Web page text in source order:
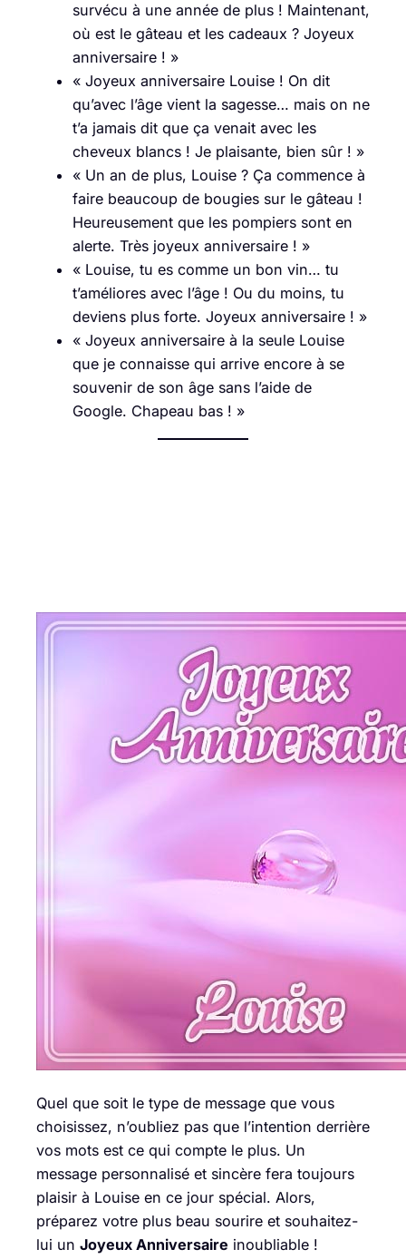
survécu à une année de plus ! Maintenant,
où est le gâteau et les cadeaux ? Joyeux
anniversaire ! »
« Joyeux anniversaire Louise ! On dit
qu’avec l’âge vient la sagesse… mais on ne
t’a jamais dit que ça venait avec les
cheveux blancs ! Je plaisante, bien sûr ! »
« Un an de plus, Louise ? Ça commence à
faire beaucoup de bougies sur le gâteau !
Heureusement que les pompiers sont en
alerte. Très joyeux anniversaire ! »
« Louise, tu es comme un bon vin… tu
t’améliores avec l’âge ! Ou du moins, tu
deviens plus forte. Joyeux anniversaire ! »
« Joyeux anniversaire à la seule Louise
que je connaisse qui arrive encore à se
souvenir de son âge sans l’aide de
Google. Chapeau bas ! »
Quel que soit le type de message que vous
choisissez, n’oubliez pas que l’intention derrière
vos mots est ce qui compte le plus. Un
message personnalisé et sincère fera toujours
plaisir à Louise en ce jour spécial. Alors,
préparez votre plus beau sourire et souhaitez-
lui un Joyeux Anniversaire inoubliable !